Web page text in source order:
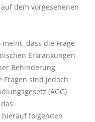
dem vorgesehenen
meint, dass die Frage
Erkrankungen
Behinderung
sind jedoch
(AGG)
hierauf folgenden